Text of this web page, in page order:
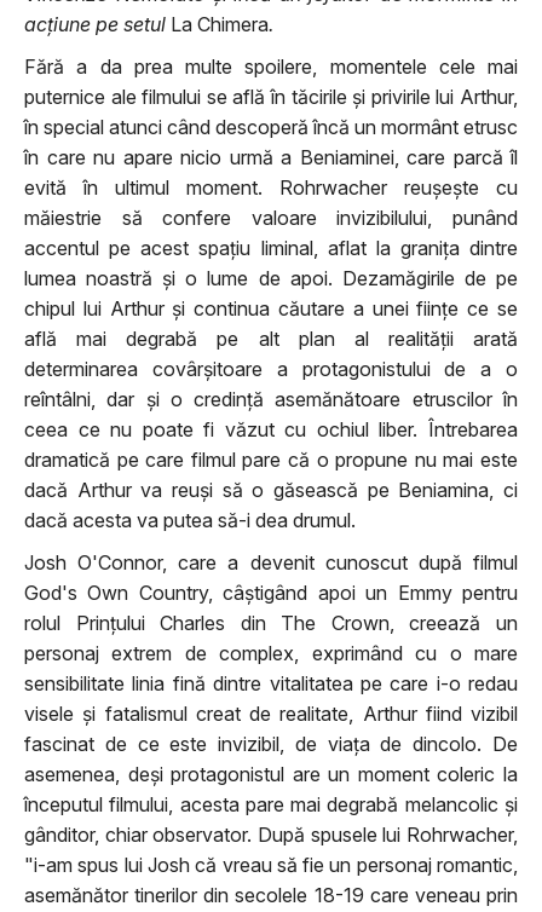
acțiune pe setul La Chimera.
Fără a da prea multe spoilere, momentele cele mai
puternice ale filmului se află în tăcirile și privirile lui Arthur,
în special atunci când descoperă încă un mormânt etrusc
în care nu apare nicio urmă a Beniaminei, care parcă îl
evită în ultimul moment. Rohrwacher reușește cu
măiestrie să confere valoare invizibilului, punând
accentul pe acest spațiu liminal, aflat la granița dintre
lumea noastră și o lume de apoi. Dezamăgirile de pe
chipul lui Arthur și continua căutare a unei ființe ce se
află mai degrabă pe alt plan al realității arată
determinarea covârșitoare a protagonistului de a o
reîntâlni, dar și o credință asemănătoare etruscilor în
ceea ce nu poate fi văzut cu ochiul liber. Întrebarea
dramatică pe care filmul pare că o propune nu mai este
dacă Arthur va reuși să o găsească pe Beniamina, ci
dacă acesta va putea să-i dea drumul.
Josh O'Connor, care a devenit cunoscut după filmul
God's Own Country, câștigând apoi un Emmy pentru
rolul Prințului Charles din The Crown, creează un
personaj extrem de complex, exprimând cu o mare
sensibilitate linia fină dintre vitalitatea pe care i-o redau
visele și fatalismul creat de realitate, Arthur fiind vizibil
fascinat de ce este invizibil, de viața de dincolo. De
asemenea, deși protagonistul are un moment coleric la
începutul filmului, acesta pare mai degrabă melancolic și
gânditor, chiar observator. După spusele lui Rohrwacher,
"i-am spus lui Josh că vreau să fie un personaj romantic,
asemănător tinerilor din secolele 18-19 care veneau prin